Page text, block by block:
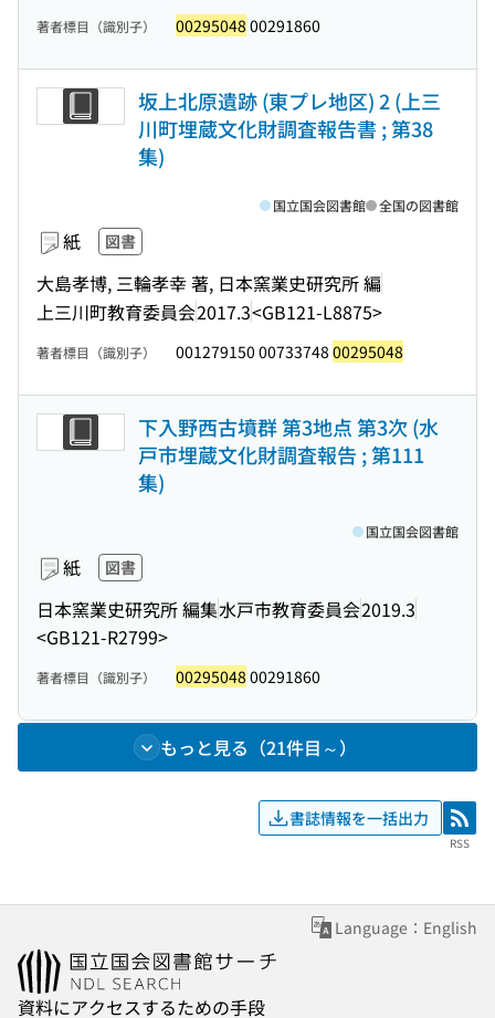
著者標目（識別子） 00295048 00291860
坂上北原遺跡 (東プレ地区) 2 (上三
川町埋蔵文化財調査報告書 ; 第38
集)
紙 図書
大島孝博, 三輪孝幸 著, 日本窯業史研究所 編
上三川町教育委員会2017.3<GB121-L8875>
国立国会図書館 全国の図書館
著者標目（識別子） 001279150 00733748 00295048
下入野西古墳群 第3地点 第3次 (水
戸市埋蔵文化財調査報告 ; 第111
集)
紙 図書
日本窯業史研究所 編集水戸市教育委員会2019.3
<GB121-R2799>
国立国会図書館
著者標目（識別子） 00295048 00291860
もっと見る（21件目～）
書誌情報を一括出力 RSS
RSS
Language：English
資料にアクセスするための手段